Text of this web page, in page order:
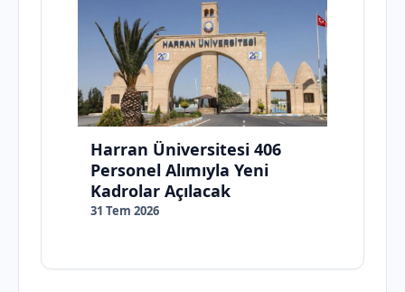
Harran Üniversitesi 406
Personel Alımıyla Yeni
Kadrolar Açılacak
31 Tem 2026